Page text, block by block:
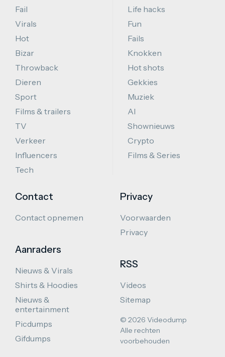
Fail
Virals
Hot
Bizar
Throwback
Dieren
Sport
Films & trailers
TV
Verkeer
Influencers
Tech
Life hacks
Fun
Fails
Knokken
Hot shots
Gekkies
Muziek
AI
Shownieuws
Crypto
Films & Series
Contact
Contact opnemen
Aanraders
Nieuws & Virals
Shirts & Hoodies
Nieuws &
entertainment
Picdumps
Gifdumps
Privacy
Voorwaarden
Privacy
RSS
Videos
Sitemap
© 2026 Videodump
Alle rechten
voorbehouden